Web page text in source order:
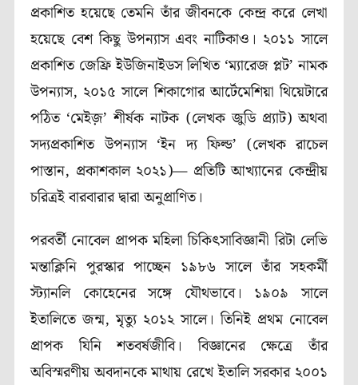
প্রকাশিত হয়েছে তেমনি তাঁর জীবনকে কেন্দ্র করে লেখা
হয়েছে বেশ কিছু উপন্যাস এবং নাটিকাও। ২০১১সালে
প্রকাশিত জেফ্রি ইউজিনাইডস লিখিত ‘ম্যারেজ প্লট’ নামক
উপন্যাস, ২০১৫সালে শিকাগোর আর্টেমেশিয়া থিয়েটারে
পঠিত ‘মেইজ়’ শীর্ষক নাটক (লেখকজুডি প্র্যাট)অথবা
সদ্যপ্রকাশিত উপন্যাস ‘ইন দ্য ফিল্ড’ (লেখকরাচেল
পাস্তান, প্রকাশকাল ২০২১)— প্রতিটি আখ্যানের কেন্দ্রীয়
চরিত্রইবারবারার দ্বারা অনুপ্রাণিত।
পরবর্তী নোবেল প্রাপক মহিলা চিকিৎসাবিজ্ঞানী রিটা লেভি
মন্তাক্লিনি পুরস্কার পাচ্ছেন ১৯৮৬ সালে তাঁর সহকর্মী
স্ট্যানলি কোহেনের সঙ্গে যৌথভাবে। ১৯০৯ সালে
ইতালিতে জন্ম,মৃত্যু ২০১২ সালে। তিনিই প্রথম নোবেল
প্রাপক যিনি শতবর্ষজীবি। বিজ্ঞানের ক্ষেত্রে তাঁর
অবিস্মরণীয় অবদানকে মাথায় রেখে ইতালি সরকার ২০০১